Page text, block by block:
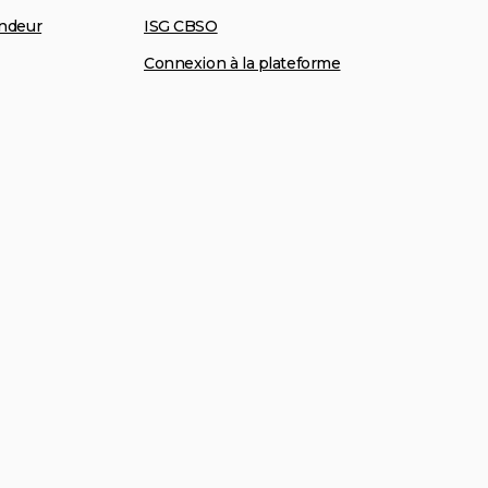
ISG CBSO
Connexion à la plateforme